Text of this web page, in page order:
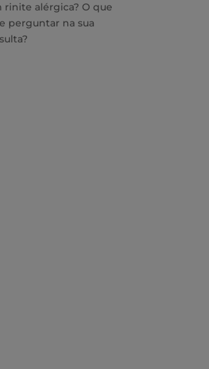
rinite alérgica? O que
perguntar na sua